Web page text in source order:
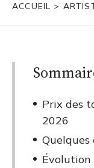
ACCUEIL >
Prix des
2026
Évolution